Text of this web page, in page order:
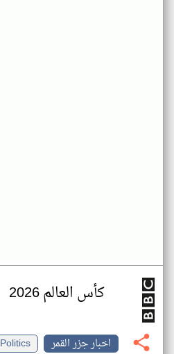
كأس العالم 2026
اخبار جزر القمر
Politics